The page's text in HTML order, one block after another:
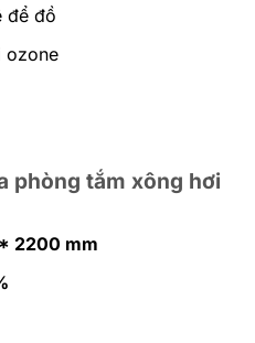
để đồ
ozone
phòng tắm xông hơi
2200 mm